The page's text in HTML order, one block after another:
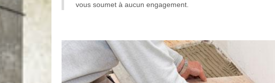
vous soumet à aucun engagement.